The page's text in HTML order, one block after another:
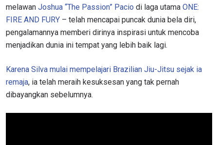
melawan Joshua “The Passion” Pacio di laga utama ONE:
FIRE AND FURY – telah mencapai puncak dunia bela diri,
pengalamannya memberi dirinya inspirasi untuk mencoba
menjadikan dunia ini tempat yang lebih baik lagi.
Karena Silva mulai mempelajari Brazilian Jiu-Jitsu sejak ia
remaja, ia telah meraih kesuksesan yang tak pernah
dibayangkan sebelumnya.